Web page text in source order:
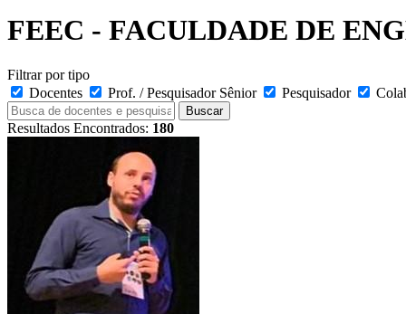
FEEC - FACULDADE DE
Filtrar por tipo
Docentes
Prof. / Pesquisador Sênior Pesquisador
Buscar
Resultados Encontrados: 180